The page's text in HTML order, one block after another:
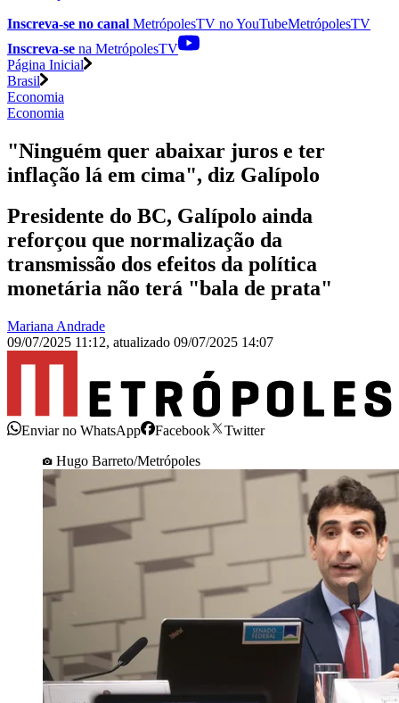
Inscreva-se no canal MetrópolesTV noYouTubeMetrópolesTV
Inscreva-se na MetrópolesTV
Página Inicial
Brasil
Economia
Economia
"Ninguém quer abaixar juros e ter
inflação lá em cima", diz Galípolo
Presidente do BC, Galípolo ainda
reforçou que normalização da
transmissão dos efeitos da política
monetária não terá "bala de prata"
Mariana Andrade
09/07/2025 11:12, atualizado 09/07/2025 14:07
Enviar no WhatsApp Facebook
Twitter
Hugo Barreto/Metrópoles